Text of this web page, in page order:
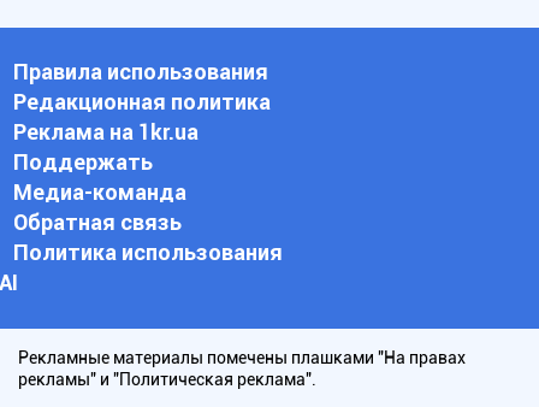
Правила использования
Редакционная политика
Реклама на 1kr.ua
Поддержать
Медиа-команда
Обратная связь
Политика использования
АI
Рекламные материалы помечены плашками "На правах
рекламы" и "Политическая реклама".